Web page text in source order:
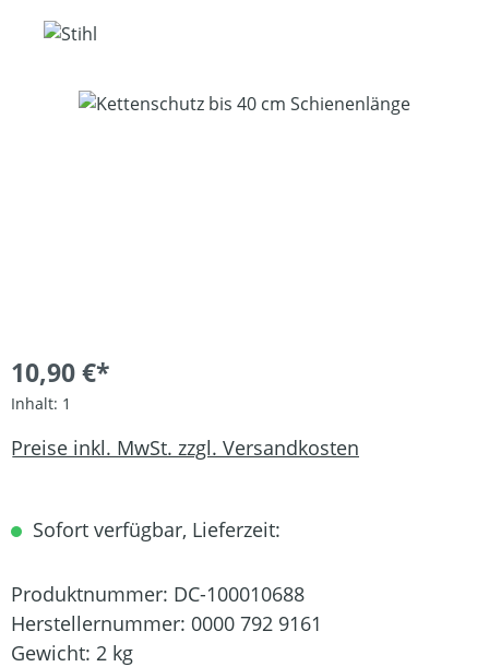
Bildergalerie überspringen
10,90 €*
Inhalt: 1
Preise inkl. MwSt. zzgl. Versandkosten
Sofort verfügbar, Lieferzeit:
Produktnummer: DC-100010688
Herstellernummer: 0000 792 9161
Gewicht: 2 kg